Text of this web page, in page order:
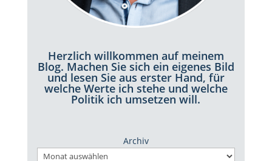
Herzlich willkommen auf meinem
Blog. Machen Sie sich ein eigenes Bild
und lesen Sie aus erster Hand, für
welche Werte ich stehe und welche
Politik ich umsetzen will.
Archiv